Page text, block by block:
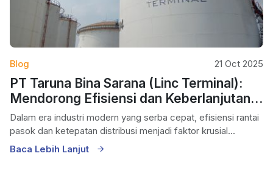
Blog 21 Oct 2025
PT Taruna Bina Sarana (Linc Terminal):
Mendorong Efisiensi dan Keberlanjutan
Melalui Fasilitas PLB
Dalam era industri modern yang serba cepat, efisiensi rantai
pasok dan ketepatan distribusi menjadi faktor krusial...
Baca Lebih Lanjut